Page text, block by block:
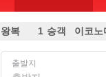
왕복 1 승객 이코노
출발지